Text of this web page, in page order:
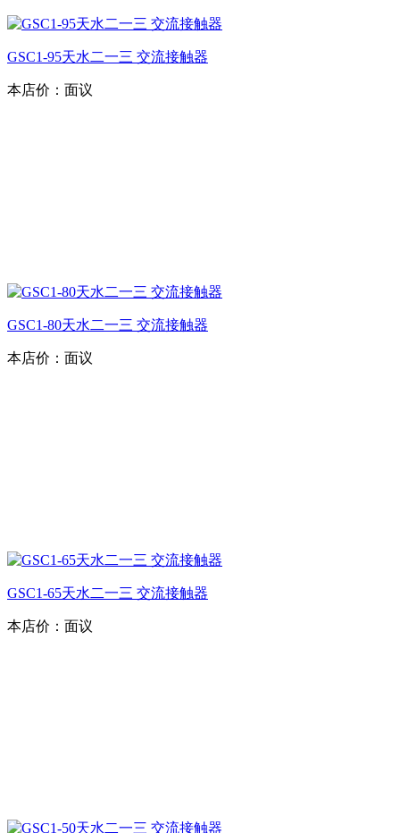
GSC1-95天水二一三 交流接触器
本店价： 面议
GSC1-80天水二一三 交流接触器
本店价： 面议
GSC1-65天水二一三 交流接触器
本店价： 面议